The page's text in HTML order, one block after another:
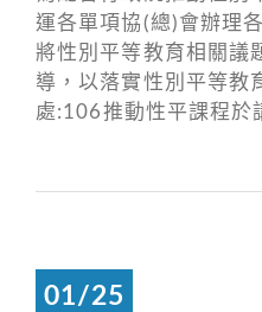
運各單項協(總)會辦理
將性別平等教育相關議
導，以落實性別平等
處:106推動性平課程於
01/25